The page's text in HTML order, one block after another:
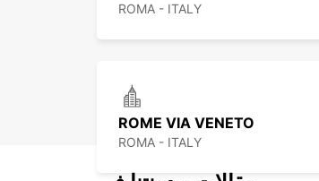
ROMA - ITALY
ROME VIA VENETO
ROMA - ITALY